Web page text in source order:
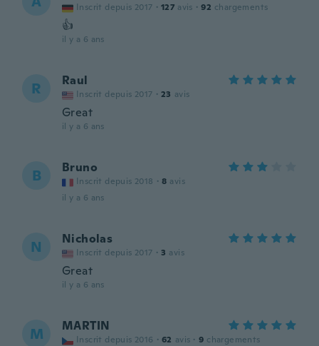
Inscrit depuis 2017 · 127 avis · 92 chargements
👍
il y a 6 ans
R Raul
Inscrit depuis 2017 · 23 avis
Great
il y a 6 ans
B Bruno
Inscrit depuis 2018 · 8 avis
il y a 6 ans
N Nicholas
Inscrit depuis 2017 · 3 avis
Great
il y a 6 ans
M MARTIN
Inscrit depuis 2016 · 62 avis · 9 chargements